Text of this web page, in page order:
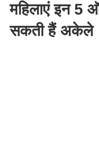
महिलाएं इन 5
सकती हैं अकेले